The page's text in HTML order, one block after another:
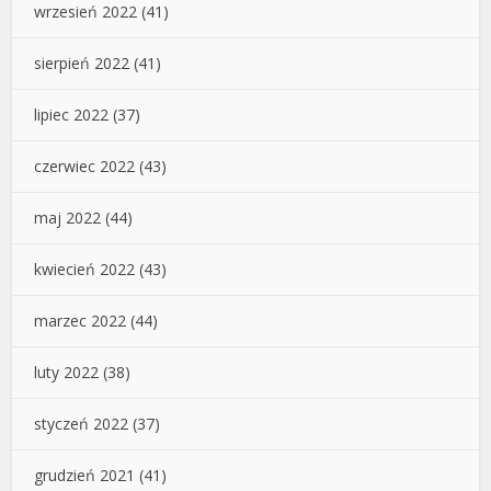
wrzesień 2022 (41)
sierpień 2022 (41)
lipiec 2022 (37)
czerwiec 2022 (43)
maj 2022 (44)
kwiecień 2022 (43)
marzec 2022 (44)
luty 2022 (38)
styczeń 2022 (37)
grudzień 2021 (41)